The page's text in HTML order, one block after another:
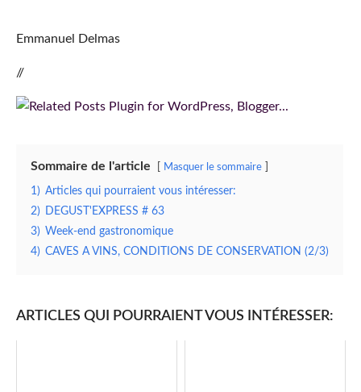
Emmanuel Delmas
//
Sommaire de l'article Masquer le sommaire
1) Articles qui pourraient vous intéresser:
2) DEGUST'EXPRESS # 63
3) Week-end gastronomique
4) CAVES A VINS, CONDITIONS DE CONSERVATION (2/3)
ARTICLES QUI POURRAIENT VOUS INTÉRESSER: